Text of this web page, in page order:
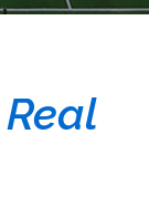
Real